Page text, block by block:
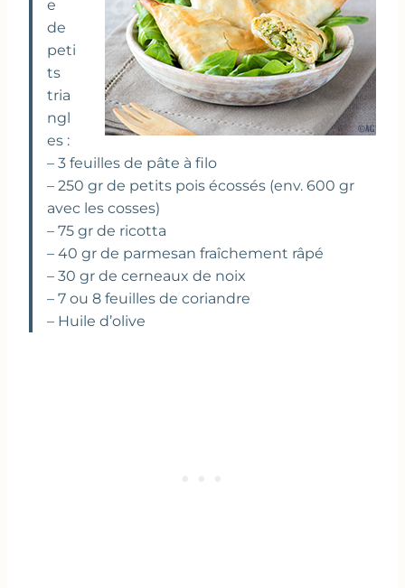
e
de
peti
ts
tria
ngl
es :
– 3 feuilles de pâte à filo
– 250 gr de petits pois écossés (env. 600 gr
avec les cosses)
– 75 gr de ricotta
– 40 gr de parmesan fraîchement râpé
– 30 gr de cerneaux de noix
– 7 ou 8 feuilles de coriandre
– Huile d’olive